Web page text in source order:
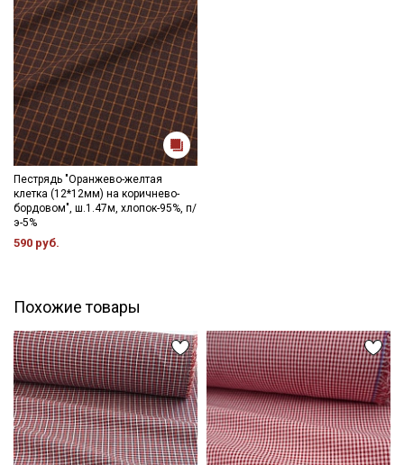
Пестрядь "Оранжево-желтая
клетка (12*12мм) на коричнево-
бордовом", ш.1.47м, хлопок-95%, п/
э-5%
590 руб.
Похожие товары